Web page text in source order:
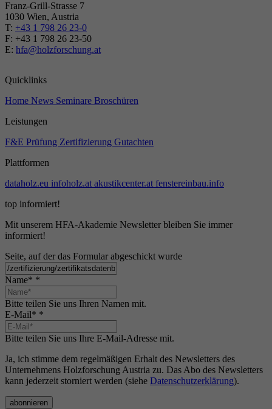
Franz-Grill-Strasse 7
1030 Wien, Austria
T: +43 1 798 26 23-0
​​F: +43 1 798 26 23-50
E: hfa@holzforschung.at
Quicklinks
Home News Seminare Broschüren
Leistungen
F&E Prüfung Zertifizierung Gutachten
Plattformen
dataholz.eu infoholz.at akustikcenter.at fenstereinbau.info
top informiert!
Mit unserem HFA-Akademie Newsletter bleiben Sie immer
informiert!
Seite, auf der das Formular abgeschickt wurde
Name* *
Bitte teilen Sie uns Ihren Namen mit.
E-Mail* *
Bitte teilen Sie uns Ihre E-Mail-Adresse mit.
Ja, ich stimme dem regelmäßigen Erhalt des Newsletters des
Unternehmens Holzforschung Austria zu. Das Abo des Newsletters
kann jederzeit storniert werden (siehe Datenschutzerklärung).
abonnieren